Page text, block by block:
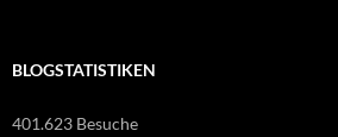
BLOGSTATISTIKEN
401.623 Besuche